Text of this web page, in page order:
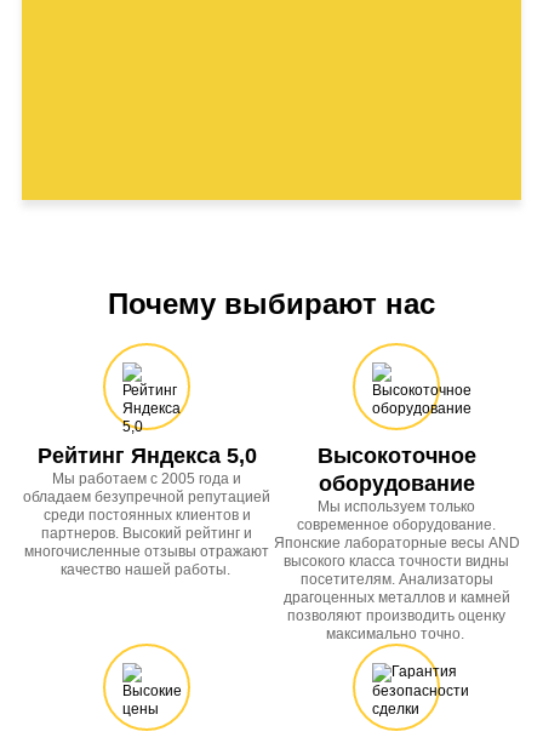
Почему выбирают нас
Рейтинг Яндекса 5,0
Мы работаем с 2005 года и
обладаем безупречной репутацией
среди постоянных клиентов и
партнеров. Высокий рейтинг и
многочисленные отзывы отражают
качество нашей работы.
Высокоточное
оборудование
Мы используем только
современное оборудование.
Японские лабораторные весы AND
высокого класса точности видны
посетителям. Анализаторы
драгоценных металлов и камней
позволяют производить оценку
максимально точно.